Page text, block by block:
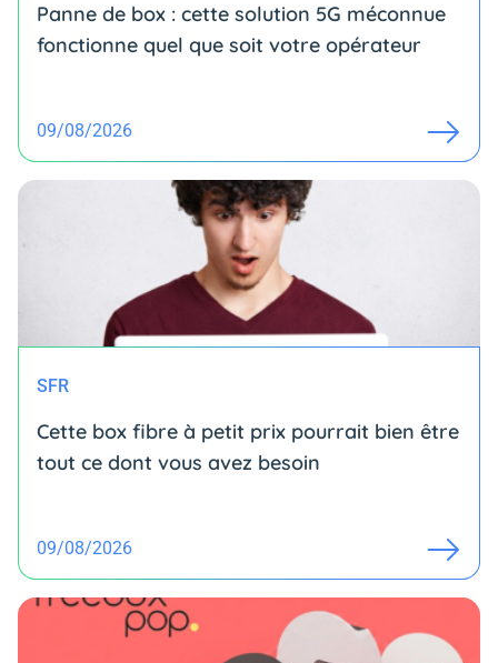
Panne de box : cette solution 5G méconnue
fonctionne quel que soit votre opérateur
09/08/2026
SFR
Cette box fibre à petit prix pourrait bien être
tout ce dont vous avez besoin
09/08/2026